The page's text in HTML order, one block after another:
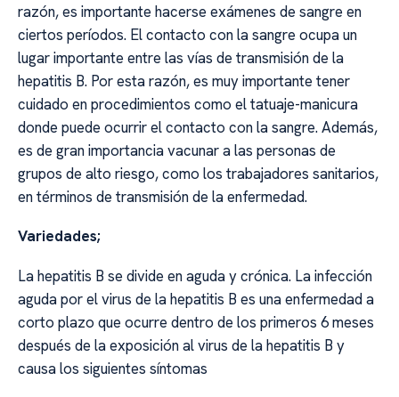
razón, es importante hacerse exámenes de sangre en
ciertos períodos. El contacto con la sangre ocupa un
lugar importante entre las vías de transmisión de la
hepatitis B. Por esta razón, es muy importante tener
cuidado en procedimientos como el tatuaje-manicura
donde puede ocurrir el contacto con la sangre. Además,
es de gran importancia vacunar a las personas de
grupos de alto riesgo, como los trabajadores sanitarios,
en términos de transmisión de la enfermedad.
Variedades;
La hepatitis B se divide en aguda y crónica. La infección
aguda por el virus de la hepatitis B es una enfermedad a
corto plazo que ocurre dentro de los primeros 6 meses
después de la exposición al virus de la hepatitis B y
causa los siguientes síntomas